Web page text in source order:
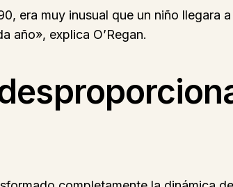
era muy inusual que un niño llegara
año», explica O’Regan.